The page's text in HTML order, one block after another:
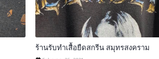
ร้านรับทําเสื้อยืดสกรีน สมุทรสงคราม